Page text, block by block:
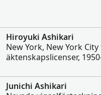
Hiroyuki Ashikari
New York, New York
äktenskapslicenser,
Junichi Ashikari